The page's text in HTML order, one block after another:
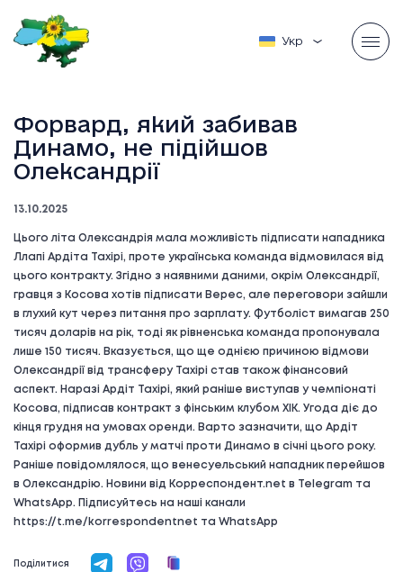
Українська
Форвард, який забивав
Динамо, не підійшов
Олександрії
13.10.2025
Цього літа Олександрія мала можливість підписати нападника
Ллапі Ардіта Тахірі, проте українська команда відмовилася від
цього контракту. Згідно з наявними даними, окрім Олександрії,
гравця з Косова хотів підписати Верес, але переговори зайшли
в глухий кут через питання про зарплату. Футболіст вимагав 250
тисяч доларів на рік, тоді як рівненська команда пропонувала
лише 150 тисяч. Вказується, що ще однією причиною відмови
Олександрії від трансферу Тахірі став також фінансовий
аспект. Наразі Ардіт Тахірі, який раніше виступав у чемпіонаті
Косова, підписав контракт з фінським клубом ХІК. Угода діє до
кінця грудня на умовах оренди. Варто зазначити, що Ардіт
Тахірі оформив дубль у матчі проти Динамо в січні цього року.
Раніше повідомлялося, що венесуельський нападник перейшов
в Олександрію. Новини від Корреспондент.net в Telegram та
WhatsApp. Підписуйтесь на наші канали
https://t.me/korrespondentnet та WhatsApp
Поділитися